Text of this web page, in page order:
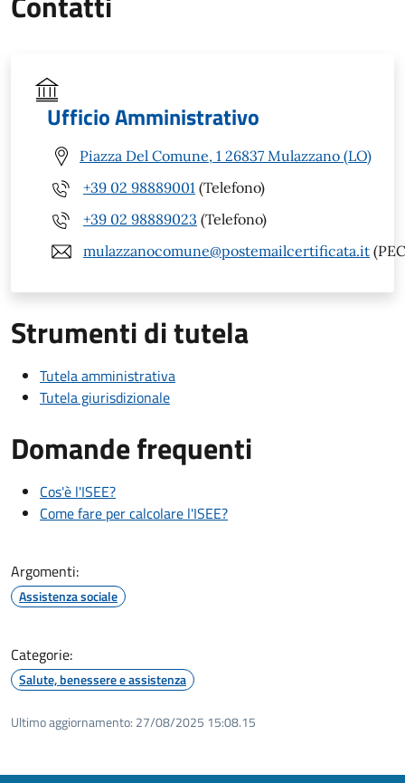
Ufficio Amministrativo
Piazza Del Comune, 1 26837 Mulazzano (LO)
+39 02 98889001 (Telefono)
+39 02 98889023 (Telefono)
mulazzanocomune@postemailcertificata.it
Strumenti di tutela
Tutela amministrativa
Tutela giurisdizionale
Domande frequenti
Cos'è l'ISEE?
Come fare per calcolare l'ISEE?
Argomenti:
Assistenza sociale
Categorie:
Salute, benessere e assistenza
Ultimo aggiornamento: 27/08/2025 15:08.15